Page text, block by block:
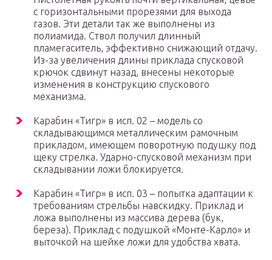
с горизонтальными прорезями для выхода
газов. Эти детали так же выполнены из
полиамида. Ствол получил длинный
пламегаситель, эффективно снижающий отдачу.
Из-за увеличения длины приклада спусковой
крючок сдвинут назад, внесены некоторые
изменения в конструкцию спускового
механизма.
Карабин «Тигр» в исп. 02 – модель со
складывающимся металлическим рамочным
прикладом, имеющем поворотную подушку под
щеку стрелка. Ударно-спусковой механизм при
складывании ложи блокируется.
Карабин «Тигр» в исп. 03 – попытка адаптации к
требованиям стрельбы навскидку. Приклад и
ложа выполнены из массива дерева (бук,
береза). Приклад с подушкой «Монте-Карло» и
выточкой на шейке ложи для удобства хвата.